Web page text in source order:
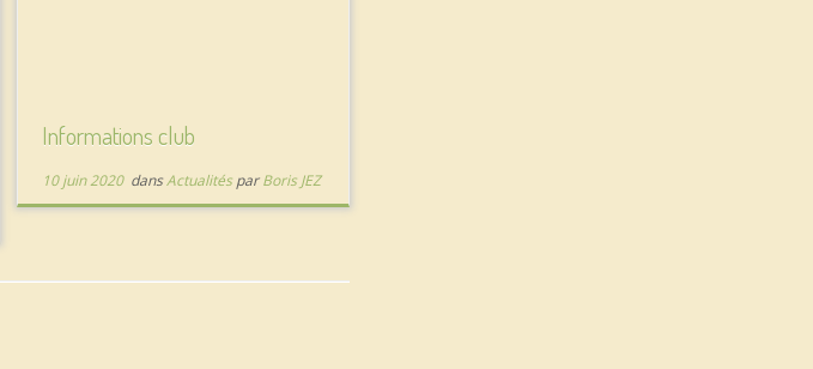
Informations club
10 juin 2020dansActualités parBoris JEZ